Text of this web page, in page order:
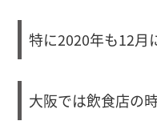
特に2020年も12月
大阪では飲食店の